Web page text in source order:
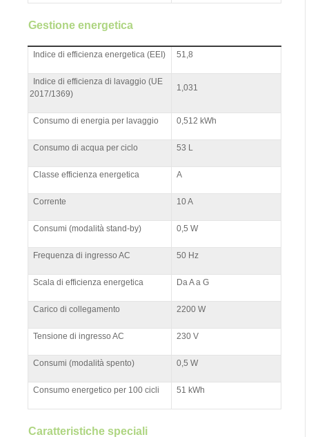
Gestione energetica
Indice di efficienza energetica (EEI) 51,8
Indice di efficienza di lavaggio (UE
2017/1369)
1,031
Consumo di energia per lavaggio 0,512 kWh
Consumo di acqua per ciclo 53 L
Classe efficienza energetica A
Corrente 10 A
Consumi (modalità stand-by) 0,5 W
Frequenza di ingresso AC 50 Hz
Scala di efficienza energetica Da A a G
Carico di collegamento 2200 W
Tensione di ingresso AC 230 V
Consumi (modalità spento) 0,5 W
Consumo energetico per 100 cicli 51 kWh
Caratteristiche speciali